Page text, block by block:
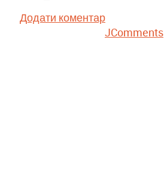
Додати коментар
JComments